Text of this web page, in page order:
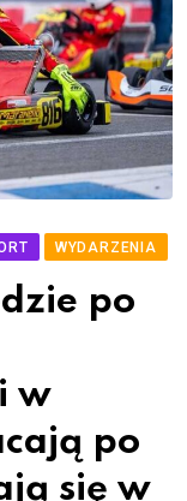
WYDARZENIA
po
w
po
się w